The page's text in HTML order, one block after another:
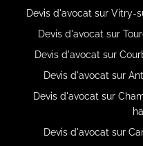
Devis d'avocat sur Vitry-
Devis d'avocat sur
Devis d'avocat sur
Devis d'avocat sur
Devis d'avocat sur
Devis d'avocat sur